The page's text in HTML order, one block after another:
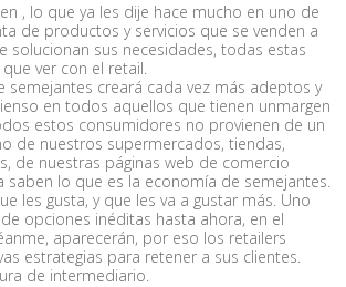
, lo que ya les dije hace mucho en uno de
de productos y servicios que se venden a
solucionan sus necesidades, todas estas
ver con el retail.
semejantes creará cada vez más adeptos y
en todos aquellos que tienen unmargen
estos consumidores no provienen de un
de nuestros supermercados, tiendas,
de nuestras páginas web de comercio
saben lo que es la economí­a de semejantes.
les gusta, y que les va a gustar más. Uno
de opciones inéditas hasta ahora, en el
aparecerán, por eso los retailers
estrategias para retener a sus clientes.
de intermediario.